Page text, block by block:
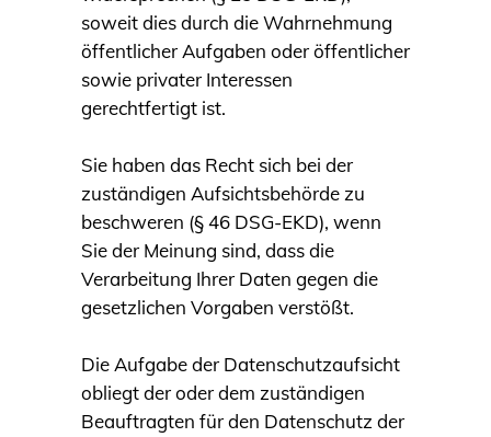
soweit dies durch die Wahrnehmung
öffentlicher Aufgaben oder öffentlicher
sowie privater Interessen
gerechtfertigt ist.
Sie haben das Recht sich bei der
zuständigen Aufsichtsbehörde zu
beschweren (§ 46 DSG-EKD), wenn
Sie der Meinung sind, dass die
Verarbeitung Ihrer Daten gegen die
gesetzlichen Vorgaben verstößt.
Die Aufgabe der Datenschutzaufsicht
obliegt der oder dem zuständigen
Beauftragten für den Datenschutz der